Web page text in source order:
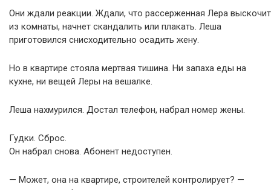
Они ждали реакции. Ждали, что рассерженная Лера выскочит
из комнаты, начнет скандалить или плакать. Леша
приготовился снисходительно осадить жену.
Но в квартире стояла мертвая тишина. Ни запаха еды на
кухне, ни вещей Леры на вешалке.
Леша нахмурился. Достал телефон, набрал номер жены.
Гудки. Сброс.
Он набрал снова. Абонент недоступен.
— Может, она на квартире, строителей контролирует? —